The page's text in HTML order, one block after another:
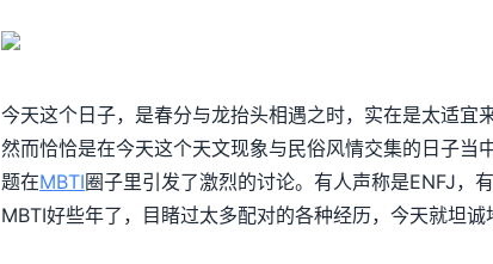
今天这个日子，是春分与龙抬头相遇之时，实在是太适宜
然而恰恰是在今天这个天文现象与民俗风情交集的日子当
题在MBTI圈子里引发了激烈的讨论。有人声称是ENFJ，
MBTI好些年了，目睹过太多配对的各种经历，今天就坦诚